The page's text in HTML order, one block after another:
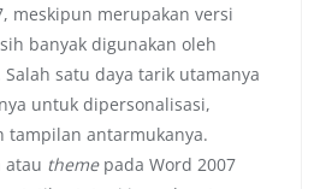
meskipun merupakan versi
banyak digunakan oleh
satu daya tarik utamanya
untuk dipersonalisasi,
tampilan antarmukanya.
atau themepada Word 2007